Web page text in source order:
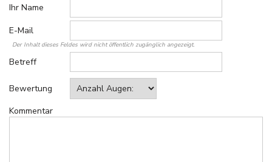
Ihr Name
E-Mail
Der Inhalt dieses Feldes wird nicht öffentlich zugänglich angezeigt.
Betreff
Bewertung
Kommentar